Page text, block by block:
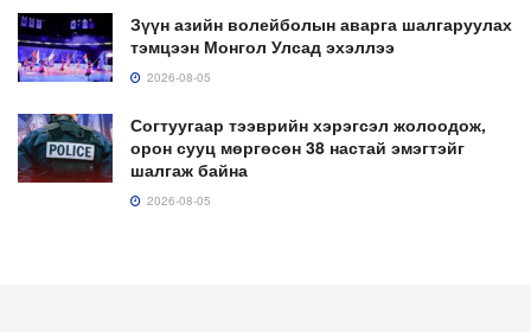
Зүүн азийн волейболын аварга шалгаруулах
тэмцээн Монгол Улсад эхэллээ
2026-08-05
Согтуугаар тээврийн хэрэгсэл жолоодож,
орон сууц мөргөсөн 38 настай эмэгтэйг
шалгаж байна
2026-08-05